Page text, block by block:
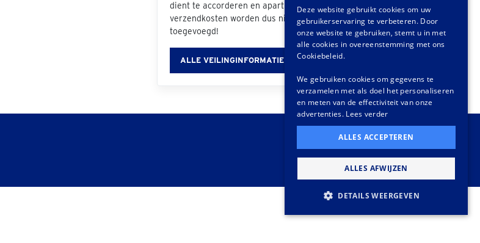
dient te accorderen en apart dient te betalen - deze
verzendkosten worden dus niet aan uw veilingfactuur
toegevoegd!
ALLE VEILINGINFORMATIE
GERMAN
FRENCH
Deze website gebruikt cookies om uw
gebruikerservaring te verbeteren. Door
onze website te gebruiken, stemt u in met
alle cookies in overeenstemming met ons
Cookiebeleid.
We gebruiken cookies om gegevens te
verzamelen met als doel het personaliseren
en meten van de effectiviteit van onze
advertenties. Lees verder
ALLES ACCEPTEREN
ALLES AFWIJZEN
DETAILS WEERGEVEN
STRIKT NOODZAKELIJK